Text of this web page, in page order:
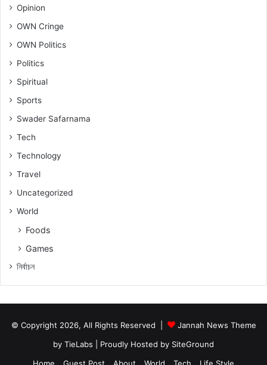
Opinion
OWN Cringe
OWN Politics
Politics
Spiritual
Sports
Swader Safarnama
Tech
Technology
Travel
Uncategorized
World
Foods
Games
নিৰ্বাচন
© Copyright 2026, All Rights Reserved |
Jannah News Theme
by TieLabs | Proudly Hosted by SiteGround